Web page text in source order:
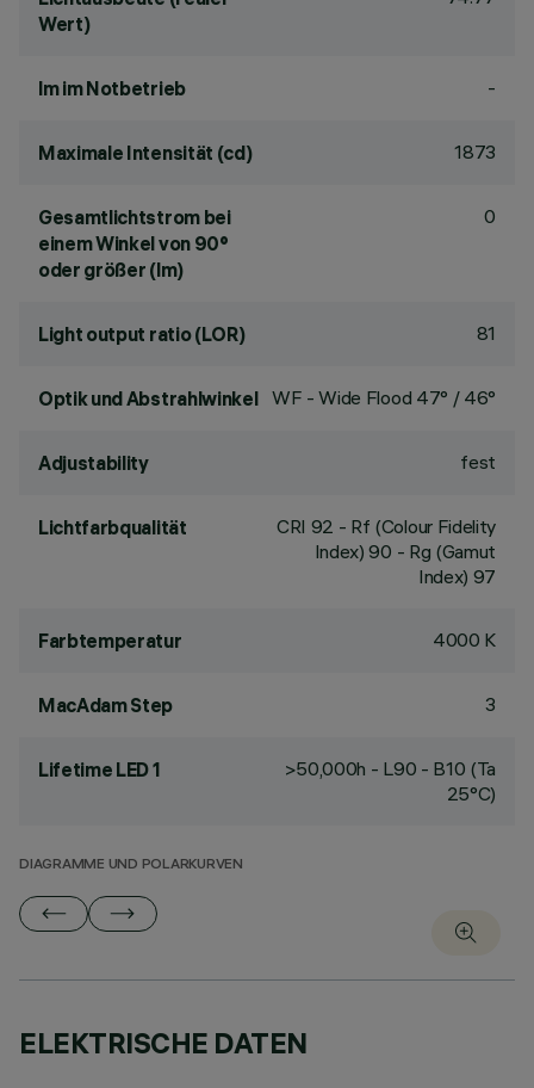
Wert)
lm im Notbetrieb -
Maximale Intensität (cd) 1873
Gesamtlichtstrom bei
einem Winkel von 90°
oder größer (lm)
0
Light output ratio (LOR) 81
Optik und Abstrahlwinkel WF - Wide Flood 47° / 46°
Adjustability fest
Lichtfarbqualität CRI 92 - Rf (Colour Fidelity
Index) 90 - Rg (Gamut
Index) 97
Farbtemperatur 4000 K
MacAdam Step 3
Lifetime LED 1
>50,000h - L90 - B10 (Ta
25°C)
DIAGRAMME UND POLARKURVEN
ELEKTRISCHE DATEN